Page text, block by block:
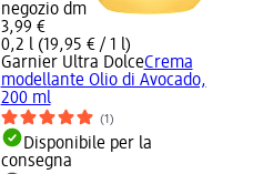
negozio dm
3,99 €
0,2 l (19,95 € / 1 l)
Garnier Ultra DolceCrema
modellante Olio di Avocado,
200 ml
(1)
Disponibile per la
consegna